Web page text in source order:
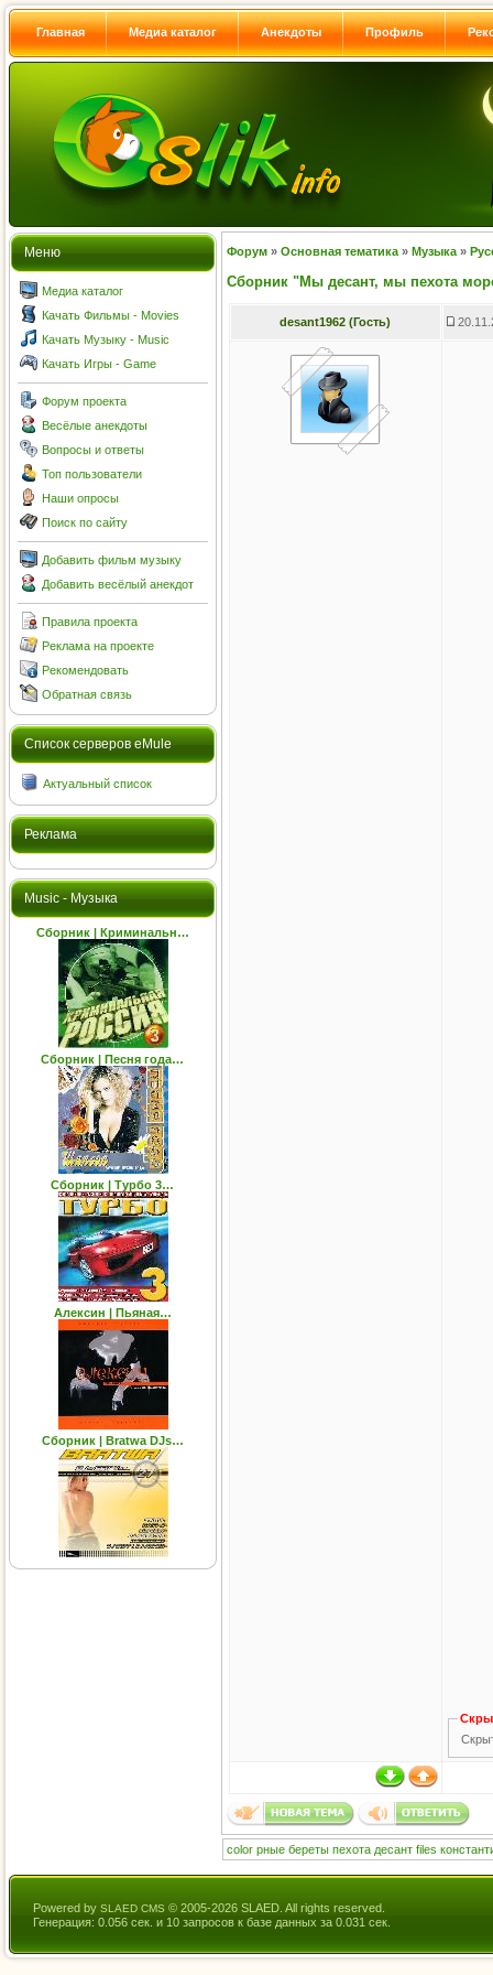
Главная Медиа каталог Анекдоты Профиль
Меню
Медиа каталог
Качать Фильмы - Movies
Качать Музыку - Music
Качать Игры - Game
Форум проекта
Весёлые анекдоты
Вопросы и ответы
Топ пользователи
Наши опросы
Поиск по сайту
Добавить фильм музыку
Добавить весёлый анекдот
Правила проекта
Реклама на проекте
Рекомендовать
Обратная связь
Cписок серверов eMule
Актуальный список
Реклама
Music - Музыка
Сборник | Криминальн…
Сборник | Песня года…
Сборник | Турбо 3…
Алексин | Пьяная…
Сборник | Bratwa DJs…
Форум » Основная тематика » Музыка »
Сборник "Мы десант, мы пехота
desant1962 (Гость)
color рные береты пехота десант files
Powered by SLAED CMS © 2005-2026 SLAED. All rights reserved.
Генерация: 0.056 сек. и 10 запросов к базе данных за 0.031 сек.